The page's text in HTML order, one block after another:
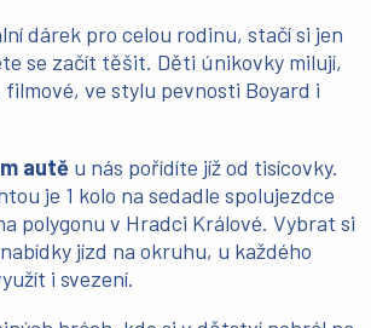
dárek pro celou rodinu, stačí si jen
se začít těšit. Děti únikovky milují,
ve stylu pevnosti Boyard i
autě u nás pořídíte jíž od tisícovky.
je 1 kolo na sedadle spolujezdce
polygonu v Hradci Králové. Vybrat si
jízd na okruhu, u každého
i svezení.